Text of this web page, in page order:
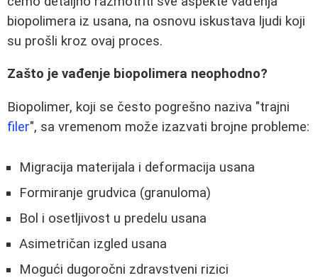
biopolimera iz usana, na osnovu iskustava ljudi koji
su prošli kroz ovaj proces.
Zašto je vađenje biopolimera neophodno?
Biopolimer, koji se često pogrešno naziva "trajni
filer", sa vremenom može izazvati brojne probleme:
Migracija materijala i deformacija usana
Formiranje grudvica (granuloma)
Bol i osetljivost u predelu usana
Asimetričan izgled usana
Mogući dugoročni zdravstveni rizici